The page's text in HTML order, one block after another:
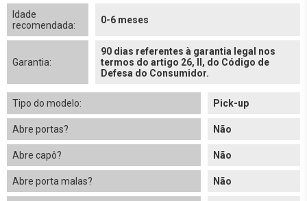
Idade
recomendada:
0-6 meses
Garantia:
90 dias referentes à garantia legal nos
termos do artigo 26, II, do Código de
Defesa do Consumidor.
Tipo do modelo: Pick-up
Abre portas? Não
Abre capô? Não
Abre porta malas? Não